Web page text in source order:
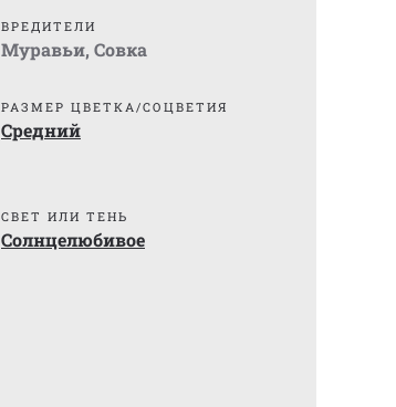
ВРЕДИТЕЛИ
Муравьи, Совка
РАЗМЕР ЦВЕТКА/СОЦВЕТИЯ
Средний
СВЕТ ИЛИ ТЕНЬ
Солнцелюбивое